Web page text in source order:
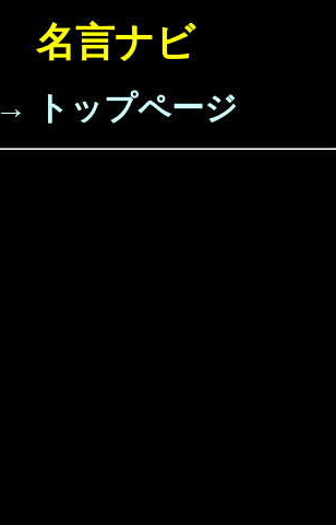
名言ナビ
→ トップページ